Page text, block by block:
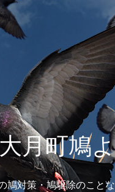
大月町鳩
鳩対策・鳩駆除のこと